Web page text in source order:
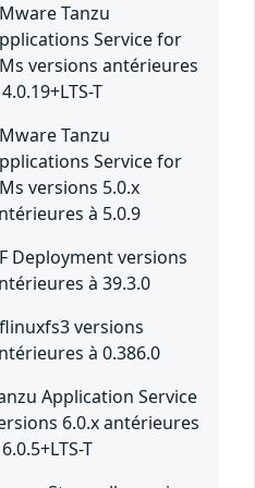
Tanzu
Service for
versions antérieures
T
Tanzu
Service for
versions 5.0.x
à 5.0.9
Deployment versions
à 39.3.0
versions
à 0.386.0
Application Service
6.0.x antérieures
T